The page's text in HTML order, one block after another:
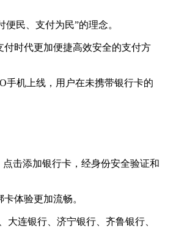
民、支付为民”的理念。
时代更加便捷高效安全的支付方
手机上线，用户在未携带银行卡的
击添加银行卡，经身份安全验证和
体验更加流畅。
连银行、济宁银行、齐鲁银行、